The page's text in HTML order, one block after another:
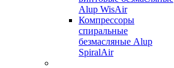
Alup WisAir
Компрессоры
спиральные
безмасляные Alup
SpiralAir